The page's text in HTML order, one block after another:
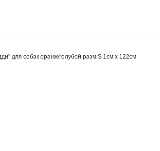
для собак оранж/голубой разм.S 1см х 122см